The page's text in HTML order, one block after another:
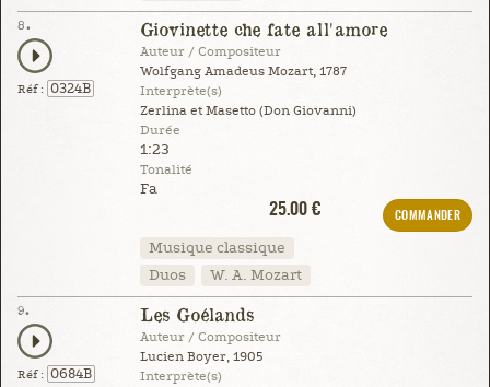
8.
Réf : 0324B
Giovinette che fate all'amore
Auteur / Compositeur
Wolfgang Amadeus Mozart, 1787
Interprète(s)
Zerlina et Masetto (Don Giovanni)
Durée
1:23
Tonalité
Fa
25.00 €
COMMANDER
Musique classique
Duos
W. A. Mozart
9.
Réf : 0684B
Les Goélands
Auteur / Compositeur
Lucien Boyer, 1905
Interprète(s)